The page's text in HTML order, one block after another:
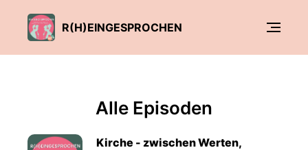
R(H)EINGESPROCHEN
Alle Episoden
Kirche - zwischen Werten,